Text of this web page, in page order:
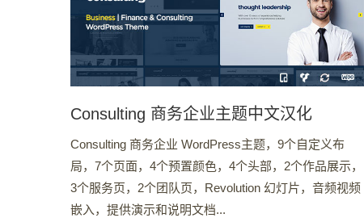
Consulting 商务企业主题中文汉化
Consulting 商务企业 WordPress主题，9个自定义布
局，7个页面，4个预置颜色，4个头部，2个作品展示，
3个服务页，2个团队页，Revolution 幻灯片，音频视频
嵌入，提供演示和说明文档...